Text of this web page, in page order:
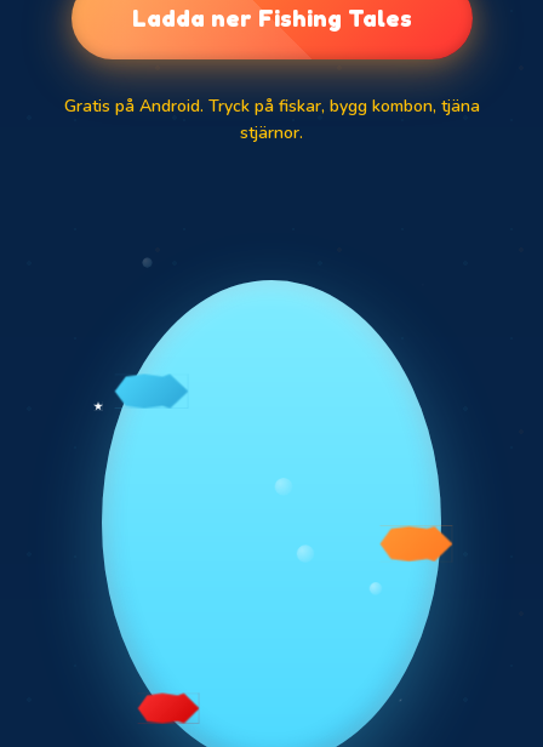
Ladda ner Fishing Tales
Gratis på Android. Tryck på fiskar, bygg kombon, tjäna
stjärnor.